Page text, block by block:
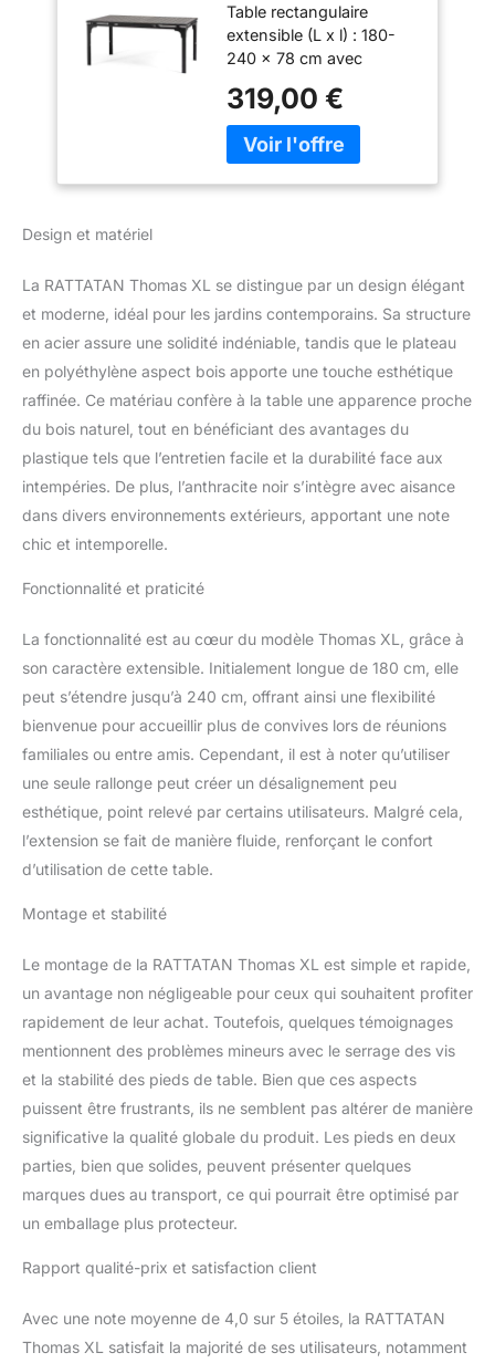
Extensible 180/240
avec Structure en
Acier et Plateau de
Haute qualité en
polyéthylène au
Design Bois raffiné
(Anthracite)
Table rectangulaire
extensible (L x l) : 180-
240 x 78 cm avec
plateau en polyéthylène
de haute qualité avec
design en bois raffiné. Le
style moderne et raffiné
et un plateau de table
effet bois. La table
quelques étapes et fait
bonne figure partout. La
table s'adapte
parfaitement à notre
série de chaises et est
idéale pour les réunions
conviviales en plein air,
319,00 €
Design et matériel
La RATTATAN Thomas XL se distingue par un design élégant
et moderne, idéal pour les jardins contemporains. Sa structure
en acier assure une solidité indéniable, tandis que le plateau
en polyéthylène aspect bois apporte une touche esthétique
raffinée. Ce matériau confère à la table une apparence proche
du bois naturel, tout en bénéficiant des avantages du
plastique tels que l’entretien facile et la durabilité face aux
intempéries. De plus, l’anthracite noir s’intègre avec aisance
dans divers environnements extérieurs, apportant une note
chic et intemporelle.
Fonctionnalité et praticité
La fonctionnalité est au cœur du modèle Thomas XL, grâce à
son caractère extensible. Initialement longue de 180 cm, elle
peut s’étendre jusqu’à 240 cm, offrant ainsi une flexibilité
bienvenue pour accueillir plus de convives lors de réunions
familiales ou entre amis. Cependant, il est à noter qu’utiliser
une seule rallonge peut créer un désalignement peu
esthétique, point relevé par certains utilisateurs. Malgré cela,
l’extension se fait de manière fluide, renforçant le confort
d’utilisation de cette table.
Montage et stabilité
Le montage de la RATTATAN Thomas XL est simple et rapide,
un avantage non négligeable pour ceux qui souhaitent profiter
rapidement de leur achat. Toutefois, quelques témoignages
mentionnent des problèmes mineurs avec le serrage des vis
et la stabilité des pieds de table. Bien que ces aspects
puissent être frustrants, ils ne semblent pas altérer de manière
significative la qualité globale du produit. Les pieds en deux
parties, bien que solides, peuvent présenter quelques
marques dues au transport, ce qui pourrait être optimisé par
un emballage plus protecteur.
Rapport qualité-prix et satisfaction client
Avec une note moyenne de 4,0 sur 5 étoiles, la RATTATAN
Thomas XL satisfait la majorité de ses utilisateurs, notamment